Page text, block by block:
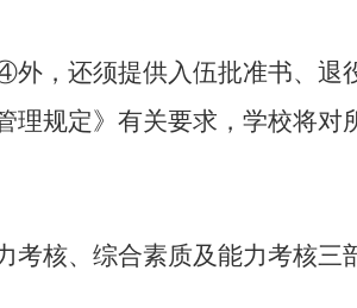
还须提供入伍批准书、退役
理规定》有关要求，学校将
考核、综合素质及能力考核